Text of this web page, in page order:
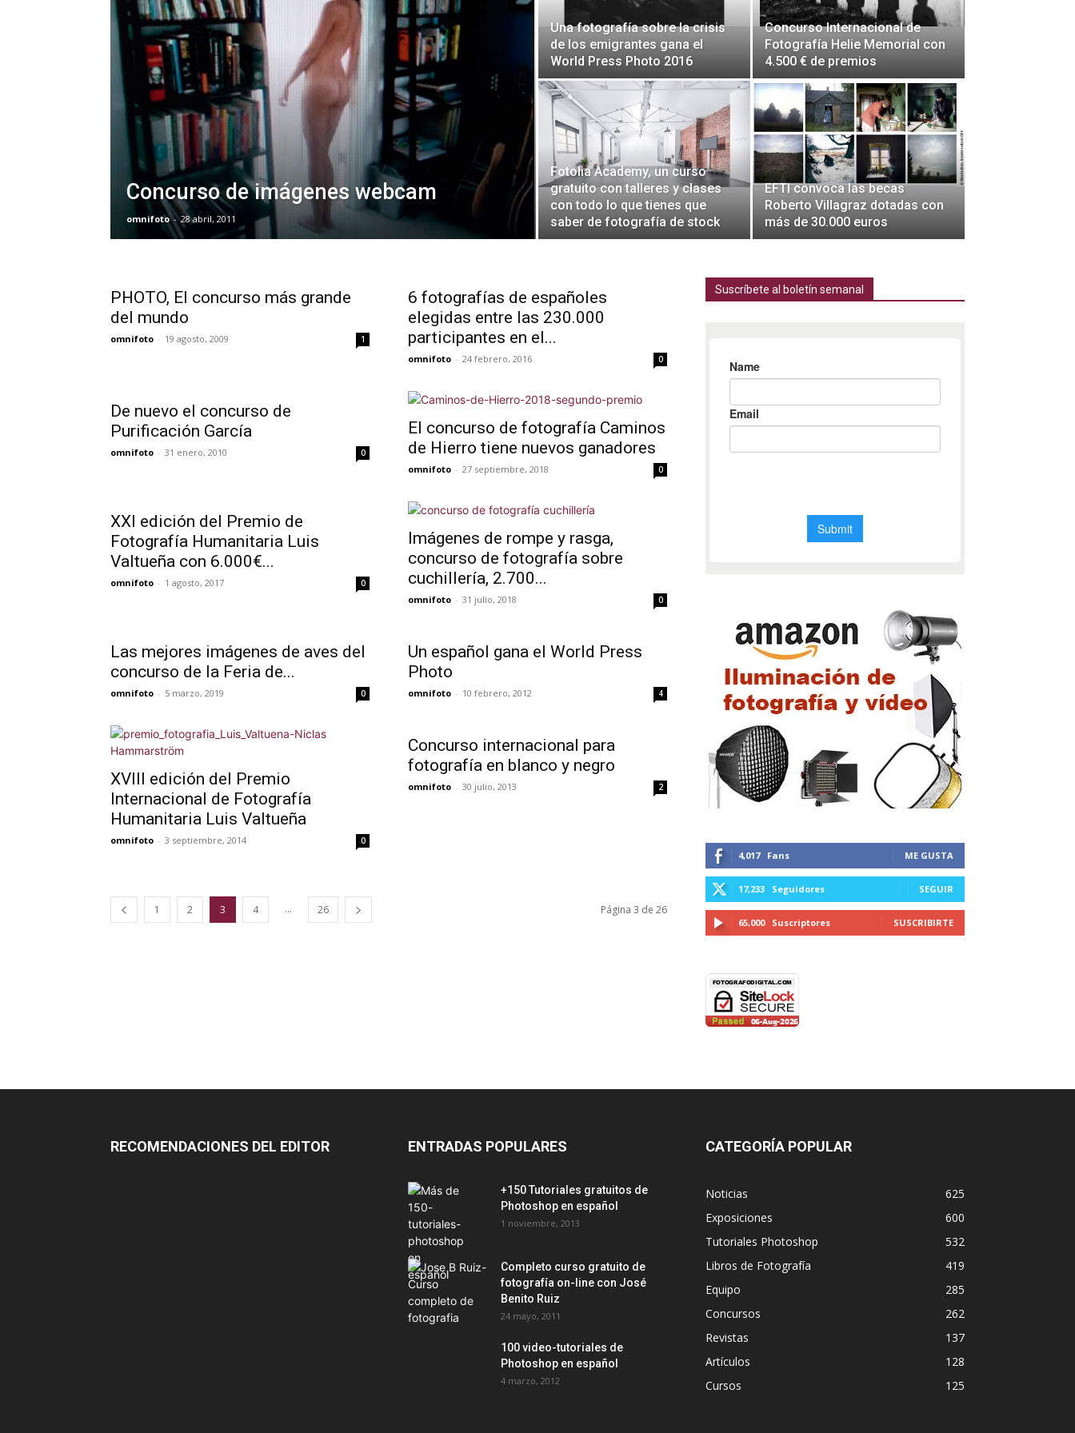
Concurso de imágenes webcam
omnifoto - 28 abril, 2011
Una fotografía sobre la crisis
de los emigrantes gana el
World Press Photo 2016
Concurso Internacional de
Fotografía Helie Memorial con
4.500 € de premios
Fotolia Academy, un curso
gratuito con talleres y clases
con todo lo que tienes que
saber de fotografía de stock
EFTI convoca las becas
Roberto Villagraz dotadas con
más de 30.000 euros
PHOTO, El concurso más grande
del mundo
omnifoto - 19 agosto, 2009 1
6 fotografías de españoles
elegidas entre las 230.000
participantes en el...
omnifoto - 24 febrero, 2016 0
De nuevo el concurso de
Purificación García
omnifoto - 31 enero, 2010 0
El concurso de fotografía Caminos
de Hierro tiene nuevos ganadores
omnifoto - 27 septiembre, 2018 0
XXI edición del Premio de
Fotografía Humanitaria Luis
Valtueña con 6.000€...
omnifoto - 1 agosto, 2017 0
Imágenes de rompe y rasga,
concurso de fotografía sobre
cuchillería, 2.700...
omnifoto - 31 julio, 2018 0
Las mejores imágenes de aves del
concurso de la Feria de...
omnifoto - 5 marzo, 2019 0
Un español gana el World Press
Photo
omnifoto - 10 febrero, 2012 4
XVIII edición del Premio
Internacional de Fotografía
Humanitaria Luis Valtueña
omnifoto - 3 septiembre, 2014 0
Concurso internacional para
fotografía en blanco y negro
omnifoto - 30 julio, 2013 2
1 2 3 4 ... 26 Página 3 de 26
Suscríbete al boletín semanal
4,017 Fans ME GUSTA
17,233 Seguidores SEGUIR
65,000 Suscriptores SUSCRIBIRTE
RECOMENDACIONES DEL EDITOR ENTRADAS POPULARES
+150 Tutoriales gratuitos de
Photoshop en español
1 noviembre, 2013
Completo curso gratuito de
fotografía on-line con José
Benito Ruiz
24 mayo, 2011
100 video-tutoriales de
Photoshop en español
4 marzo, 2012
CATEGORÍA POPULAR
Noticias
625
Exposiciones
600
Tutoriales Photoshop
532
Libros de Fotografía
419
Equipo
285
Concursos
262
Revistas
137
Artículos
128
Cursos
125